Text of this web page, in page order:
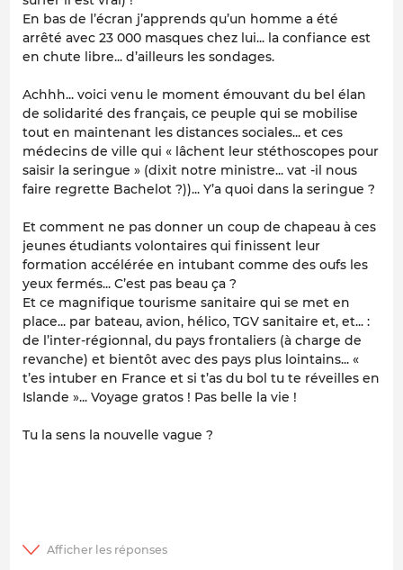
En bas de l’écran j’apprends qu’un homme a été
arrêté avec 23 000 masques chez lui... la confiance est
en chute libre... d’ailleurs les sondages.
Achhh... voici venu le moment émouvant du bel élan
de solidarité des français, ce peuple qui se mobilise
tout en maintenant les distances sociales... et ces
médecins de ville qui « lâchent leur stéthoscopes pour
saisir la seringue » (dixit notre ministre... vat -il nous
faire regrette Bachelot ?))... Y’a quoi dans la seringue ?
Et comment ne pas donner un coup de chapeau à ces
jeunes étudiants volontaires qui finissent leur
formation accélérée en intubant comme des oufs les
yeux fermés... C’est pas beau ça ?
Et ce magnifique tourisme sanitaire qui se met en
place... par bateau, avion, hélico, TGV sanitaire et, et... :
de l’inter-régionnal, du pays frontaliers (à charge de
revanche) et bientôt avec des pays plus lointains... «
t’es intuber en France et si t’as du bol tu te réveilles en
Islande »... Voyage gratos ! Pas belle la vie !
Tu la sens la nouvelle vague ?